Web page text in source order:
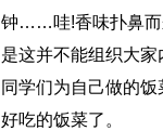
钟……哇!香味扑鼻而
是这并不能组织大
同学们为自己做的
好吃的饭菜了。